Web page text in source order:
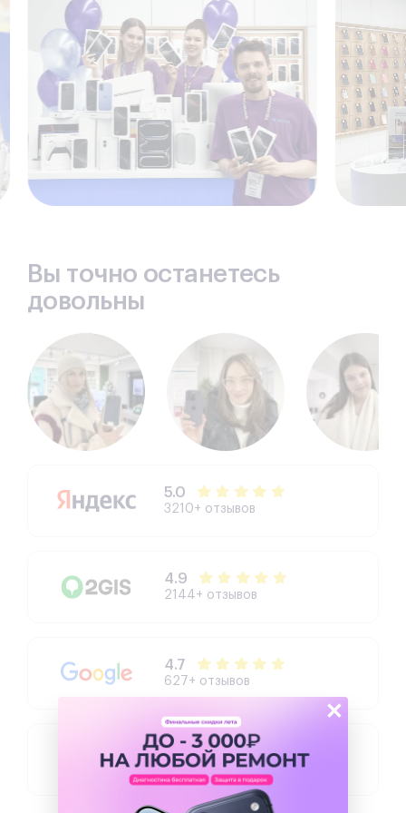
Вы точно останетесь
довольны
5.0
3210+ отзывов
4.9
2144+ отзывов
4.7
627+ отзывов
4.3
504+ отзывов
×